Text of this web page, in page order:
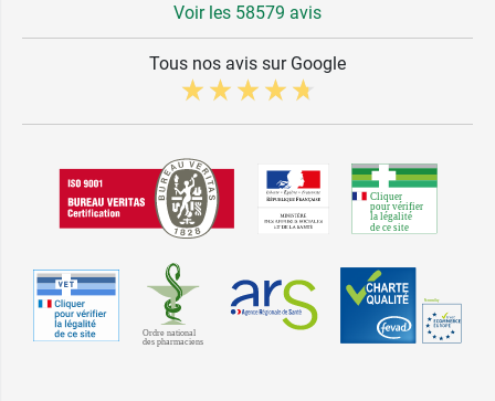
Voir les 58579 avis
Tous nos avis sur Google